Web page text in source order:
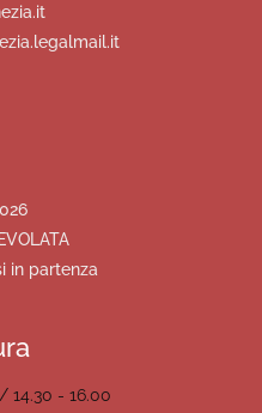
in partenza
14.30 - 16.00